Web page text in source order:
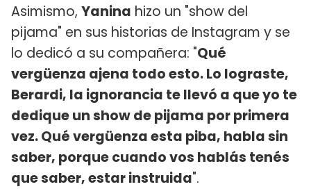
Asimismo, Yanina hizo un "show del
pijama" en sus historias de Instagram y se
lo dedicó a su compañera: "Qué
vergüenza ajena todo esto. Lo lograste,
Berardi, la ignorancia te llevó a que yo te
dedique un show de pijama por primera
vez. Qué vergüenza esta piba, habla sin
saber, porque cuando vos hablás tenés
que saber, estar instruida".